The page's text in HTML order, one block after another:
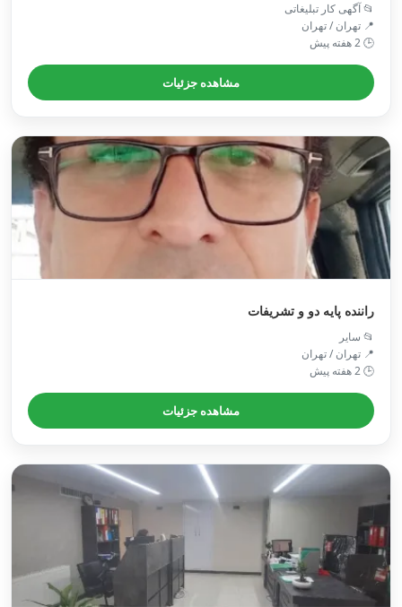
📂 آگهی کار تبلیغاتی
📍 تهران / تهران
🕒 2 هفته پیش
مشاهده جزئیات
راننده پایه دو و تشریفات
📂 سایر
📍 تهران / تهران
🕒 2 هفته پیش
مشاهده جزئیات